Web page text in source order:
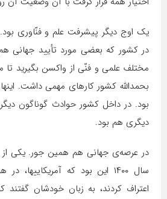
یک اوج دیگر پیشرفت علم و فنّاوری
در کشور که بعضی مورد تأیید جهانی
مختلف علمی و فنّی از واکسن بگیرید تا
بود. در داخل کشور حوادث گوناگون
دیگری هم بود.
در عرصه‌ی جهانی هم همین جور. یکی از
سال ۱۴۰۰ این بود که آمریکاییها،
اعتراف کردند، به زبان خودشان گفتند